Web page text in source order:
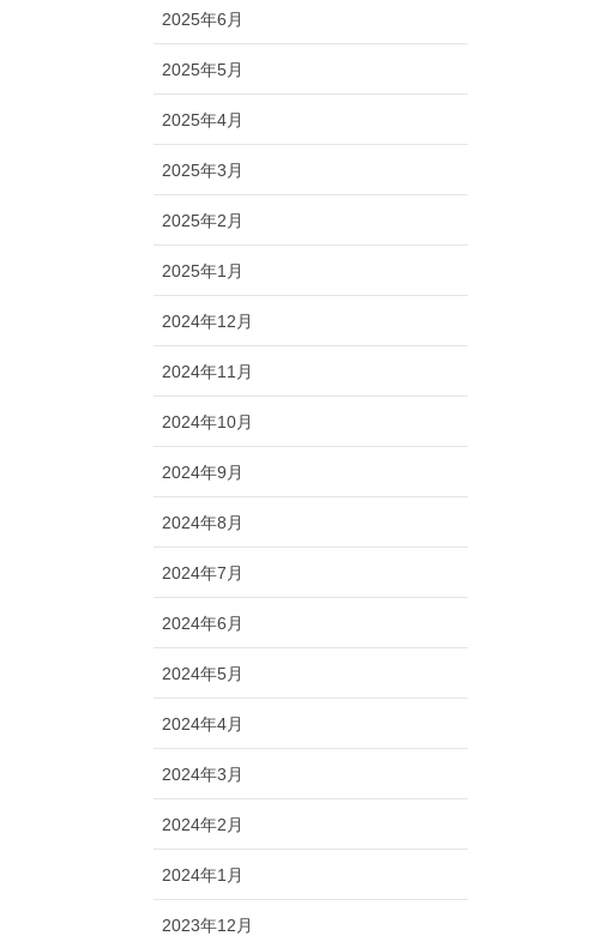
2025年6月
2025年5月
2025年4月
2025年3月
2025年2月
2025年1月
2024年12月
2024年11月
2024年10月
2024年9月
2024年8月
2024年7月
2024年6月
2024年5月
2024年4月
2024年3月
2024年2月
2024年1月
2023年12月